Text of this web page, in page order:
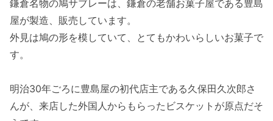
鎌倉名物の鳩サブレーは、鎌倉の老舗お菓子屋である豊島
屋が製造、販売しています。
外見は鳩の形を模していて、とてもかわいらしいお菓子で
す。
明治30年ごろに豊島屋の初代店主である久保田久次郎さ
んが、来店した外国人からもらったビスケットが原点だそ